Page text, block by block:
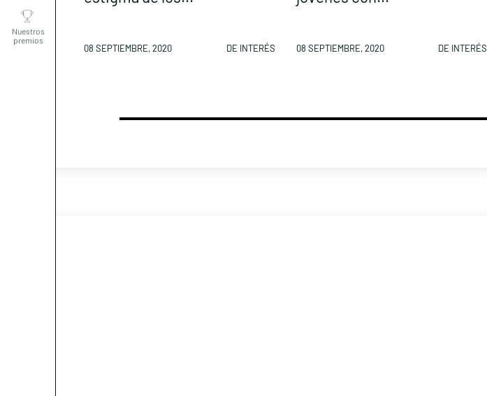
Nuestros
premios
08 SEPTIEMBRE, 2020 DE INTERÉS 08 SEPTIEMBRE, 2020 DE INTERÉS